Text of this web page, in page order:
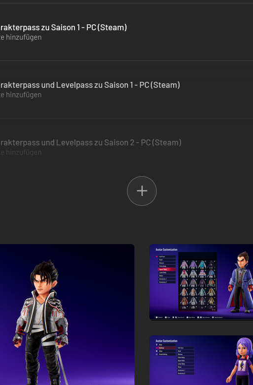
zu Saison 1 - PC (Steam)
hinzufügen
und Levelpass zu Saison 1 - PC (Steam)
hinzufügen
und Levelpass zu Saison 2 - PC (Steam)
hinzufügen